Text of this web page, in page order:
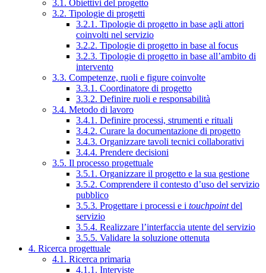
3.1. Obiettivi del progetto
3.2. Tipologie di progetti
3.2.1. Tipologie di progetto in base agli attori
coinvolti nel servizio
3.2.2. Tipologie di progetto in base al focus
3.2.3. Tipologie di progetto in base all’ambito di
intervento
3.3. Competenze, ruoli e figure coinvolte
3.3.1. Coordinatore di progetto
3.3.2. Definire ruoli e responsabilità
3.4. Metodo di lavoro
3.4.1. Definire processi, strumenti e rituali
3.4.2. Curare la documentazione di progetto
3.4.3. Organizzare tavoli tecnici collaborativi
3.4.4. Prendere decisioni
3.5. Il processo progettuale
3.5.1. Organizzare il progetto e la sua gestione
3.5.2. Comprendere il contesto d’uso del servizio
pubblico
3.5.3. Progettare i processi e i touchpointdel
servizio
3.5.4. Realizzare l’interfaccia utente del servizio
3.5.5. Validare la soluzione ottenuta
4. Ricerca progettuale
4.1. Ricerca primaria
4.1.1. Interviste